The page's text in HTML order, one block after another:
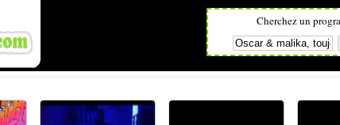
Cherchez un